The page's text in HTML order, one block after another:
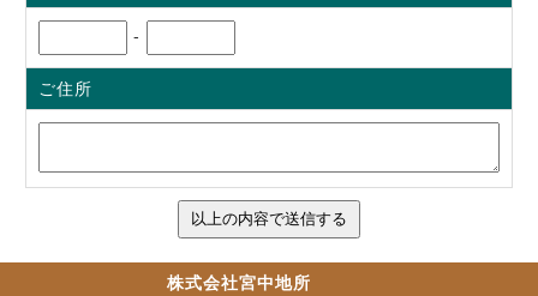
-
ご住所
株式会社宮中地所